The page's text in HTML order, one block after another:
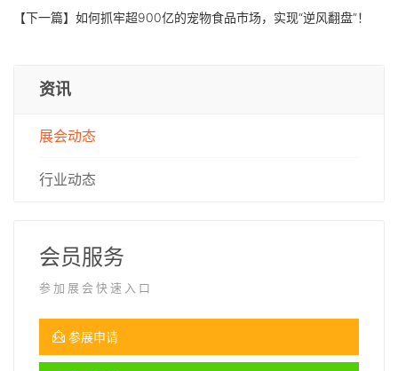
【下一篇】 如何抓牢超900亿的宠物食品市场，实现“逆风翻盘”！
资讯
展会动态
行业动态
会员服务
参加展会快速入口
参展申请